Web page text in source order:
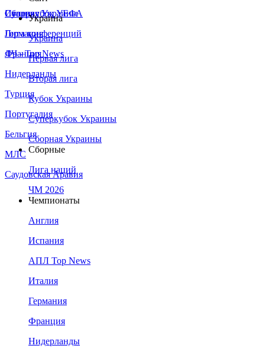
Сборная Украины
Италия
Германия
Франция
Нидерланды
Турция
Португалия
Бельгия
МЛС
Саудовская Аравия
Суперкубок УЕФА
Лига конференций
ЛЧ - Top News
Украина
Украина
Первая лига
Вторая лига
Кубок Украины
Суперкубок Украины
Сборная Украины
Сборные
Лига наций
ЧМ 2026
Чемпионаты
Англия
Испания
АПЛ Top News
Италия
Германия
Франция
Нидерланды